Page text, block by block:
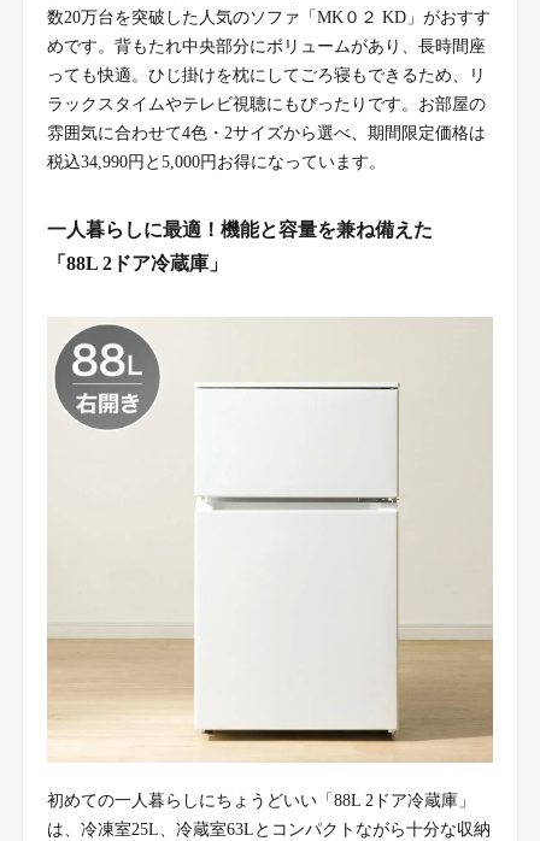
数20万台を突破した人気のソファ「MK０２ KD」がおすす
めです。背もたれ中央部分にボリュームがあり、長時間座
っても快適。ひじ掛けを枕にしてごろ寝もできるため、リ
ラックスタイムやテレビ視聴にもぴったりです。お部屋の
雰囲気に合わせて4色・2サイズから選べ、期間限定価格は
税込34,990円と5,000円お得になっています。
一人暮らしに最適！機能と容量を兼ね備えた
「88L 2ドア冷蔵庫」
初めての一人暮らしにちょうどいい「88L 2ドア冷蔵庫」
は、冷凍室25L、冷蔵室63Lとコンパクトながら十分な収納